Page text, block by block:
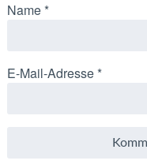
Name *
E-Mail-Adresse *